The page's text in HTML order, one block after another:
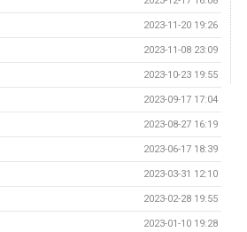
2023-11-20 19:26
2023-11-08 23:09
2023-10-23 19:55
2023-09-17 17:04
2023-08-27 16:19
2023-06-17 18:39
2023-03-31 12:10
2023-02-28 19:55
2023-01-10 19:28